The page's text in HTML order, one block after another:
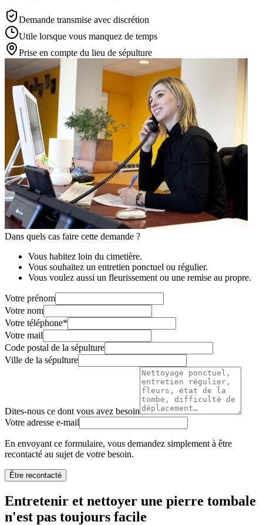
Demande transmise avec discrétion
Utile lorsque vous manquez de temps
Prise en compte du lieu de sépulture
Dans quels cas faire cette demande ?
Vous habitez loin du cimetière.
Vous souhaitez un entretien ponctuel ou régulier.
Vous voulez aussi un fleurissement ou une remise au propre.
Votre prénom
Votre nom
Votre téléphone*
Votre mail
Code postal de la sépulture
Ville de la sépulture
Dites-nous ce dont vous avez besoin
Votre adresse e-mail
En envoyant ce formulaire, vous demandez simplement à être
recontacté au sujet de votre besoin.
Être recontacté
Entretenir et nettoyer une pierre tombale
n'est pas toujours facile